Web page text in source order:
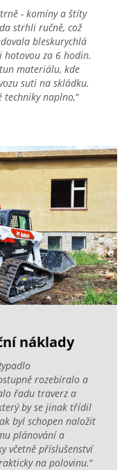
- komíny a štíty
strhli ručně, což
bleskurychlá
hotovou za 6 hodin.
materiálu, kde
suti na skládku.
techniky naplno,“
náklady
rozebíralo a
řadu traverz a
by se jinak třídil
byl schopen naložit
plánování a
včetně příslušenství
na polovinu.“